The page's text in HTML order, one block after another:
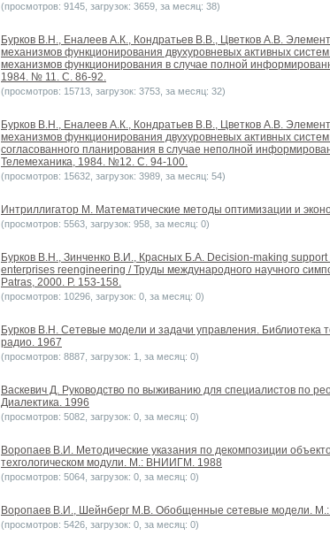
(просмотров: 9145, загрузок: 3659, за месяц: 38)
Бурков В.Н., Еналеев А.К., Кондратьев В.В., Цветков А.В.
механизмов функционирования двухуровневых активных
механизмов функционирования в случае полной
1984. № 11. С. 86-92.
(просмотров: 15713, загрузок: 3753, за месяц: 32)
Бурков В.Н., Еналеев А.К., Кондратьев В.В., Цветков А.В.
механизмов функционирования двухуровневых активных
согласованного планирования в случае неполной
Телемеханика, 1984. №12. С. 94-100.
(просмотров: 15632, загрузок: 3989, за месяц: 54)
Интриллигатор М. Математические методы оптимизации и
(просмотров: 5563, загрузок: 958, за месяц: 0)
Бурков В.Н., Зинченко В.И., Красных Б.А. Decision-making
enterprises reengineering / Труды международного научного
Patras, 2000. P. 153-158.
(просмотров: 10296, загрузок: 0, за месяц: 0)
Бурков В.Н. Сетевые модели и задачи управления. Библиотека
радио. 1967
(просмотров: 8887, загрузок: 1, за месяц: 0)
Васкевич Д. Руководство по выживанию для специалистов по
Диалектика. 1996
(просмотров: 5082, загрузок: 0, за месяц: 0)
Воропаев В.И. Методические указания по декомпозиции
техгологическом модули. М.: ВНИИГМ. 1988
(просмотров: 5064, загрузок: 0, за месяц: 0)
Воропаев В.И., Шейнберг М.В. Обобщенные сетевые модели.
(просмотров: 5426, загрузок: 0, за месяц: 0)